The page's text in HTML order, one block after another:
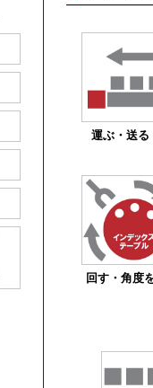
運ぶ・送る
回す・角度